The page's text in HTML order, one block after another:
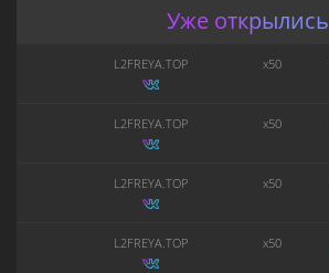
Уже открылись
L2FREYA.TOP x50
L2FREYA.TOP x50
L2FREYA.TOP x50
L2FREYA.TOP x50